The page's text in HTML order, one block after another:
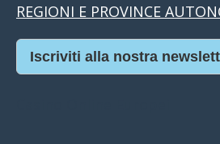
REGIONI E PROVINCE
Iscriviti alla nostra